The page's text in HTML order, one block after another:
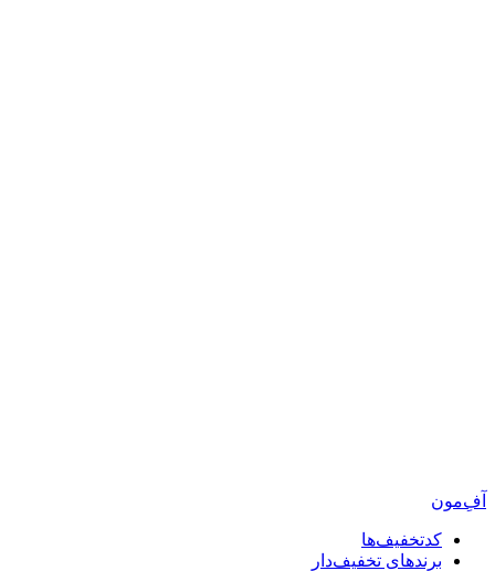
آفِ‌مون
کدتخفیف‌ها
برندهای تخفیف‌دار